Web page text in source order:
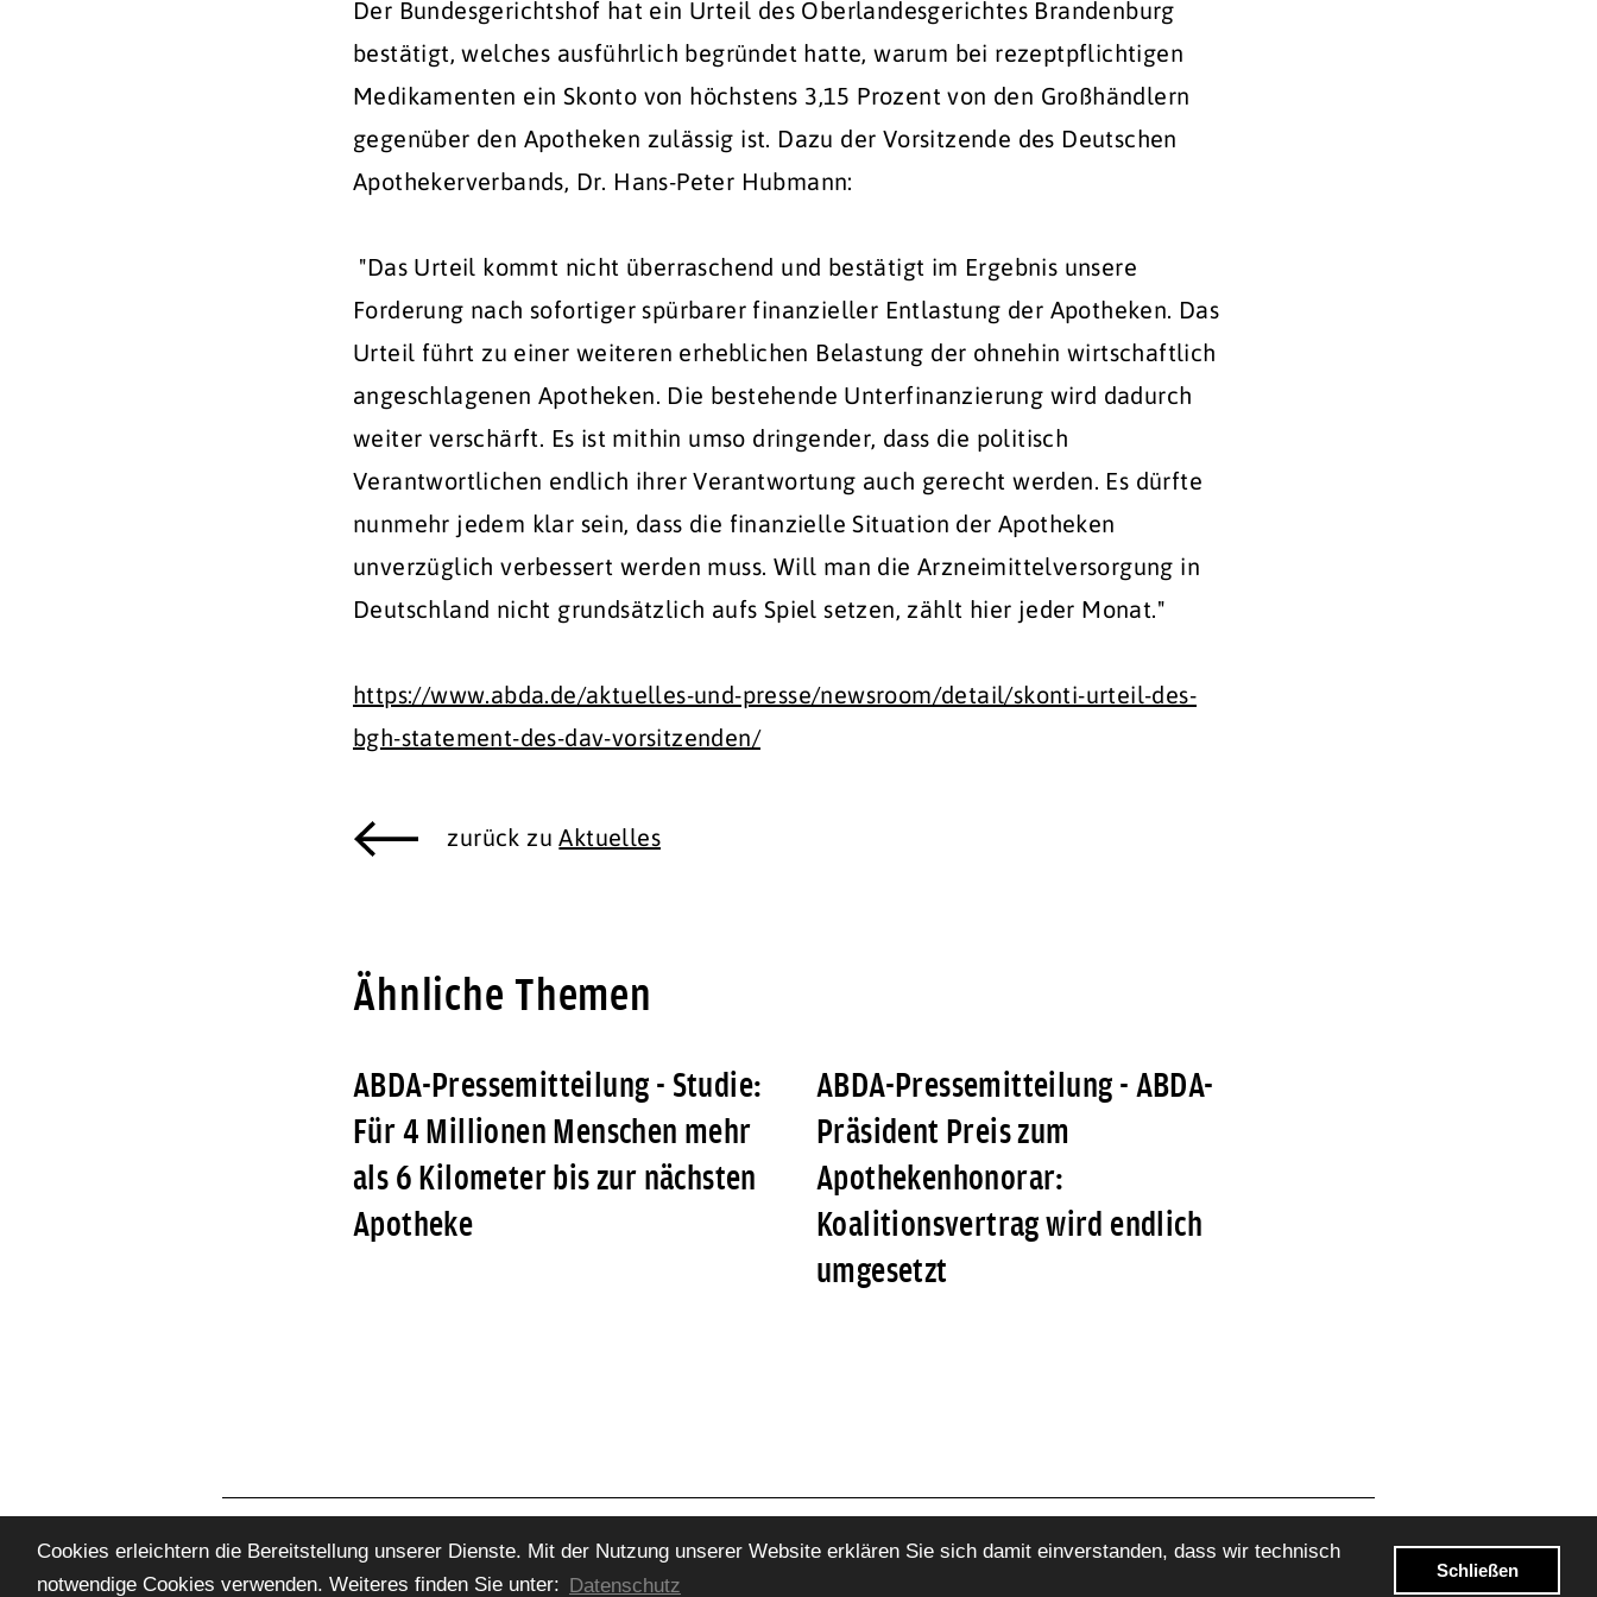
Cookies erleichtern die Bereitstellung unserer Dienste. Mit der Nutzung unserer Website erklären Sie sich damit einverstanden, dass wir technisch
notwendige Cookies verwenden. Weiteres finden Sie unter: Datenschutz
Schließen
Der Bundesgerichtshof hat ein Urteil des Oberlandesgerichtes Brandenburg
bestätigt, welches ausführlich begründet hatte, warum bei rezeptpflichtigen
Medikamenten ein Skonto von höchstens 3,15 Prozent von den Großhändlern
gegenüber den Apotheken zulässig ist. Dazu der Vorsitzende des Deutschen
Apothekerverbands, Dr. Hans-Peter Hubmann:
"Das Urteil kommt nicht überraschend und bestätigt im Ergebnis unsere
Forderung nach sofortiger spürbarer finanzieller Entlastung der Apotheken. Das
Urteil führt zu einer weiteren erheblichen Belastung der ohnehin wirtschaftlich
angeschlagenen Apotheken. Die bestehende Unterfinanzierung wird dadurch
weiter verschärft. Es ist mithin umso dringender, dass die politisch
Verantwortlichen endlich ihrer Verantwortung auch gerecht werden. Es dürfte
nunmehr jedem klar sein, dass die finanzielle Situation der Apotheken
unverzüglich verbessert werden muss. Will man die Arzneimittelversorgung in
Deutschland nicht grundsätzlich aufs Spiel setzen, zählt hier jeder Monat."
https://www.abda.de/aktuelles-und-presse/newsroom/detail/skonti-urteil-des-
bgh-statement-des-dav-vorsitzenden/
zurück zuAktuelles
Ähnliche Themen
ABDA-Pressemitteilung - Studie:
Für 4 Millionen Menschen mehr
als 6 Kilometer bis zur nächsten
Apotheke
ABDA-Pressemitteilung - ABDA-
Präsident Preis zum
Apothekenhonorar:
Koalitionsvertrag wird endlich
umgesetzt
Apothekerverband Brandenburg e.V. Impressum Datenschutz